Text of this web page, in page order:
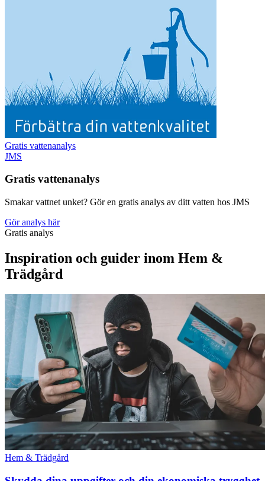
Gratis vattenanalys
JMS
Gratis vattenanalys
Smakar vattnet unket? Gör en gratis analys av ditt vatten hos JMS
Gör analys här
Gratis analys
Inspiration och guider inom Hem &
Trädgård
Hem & Trädgård